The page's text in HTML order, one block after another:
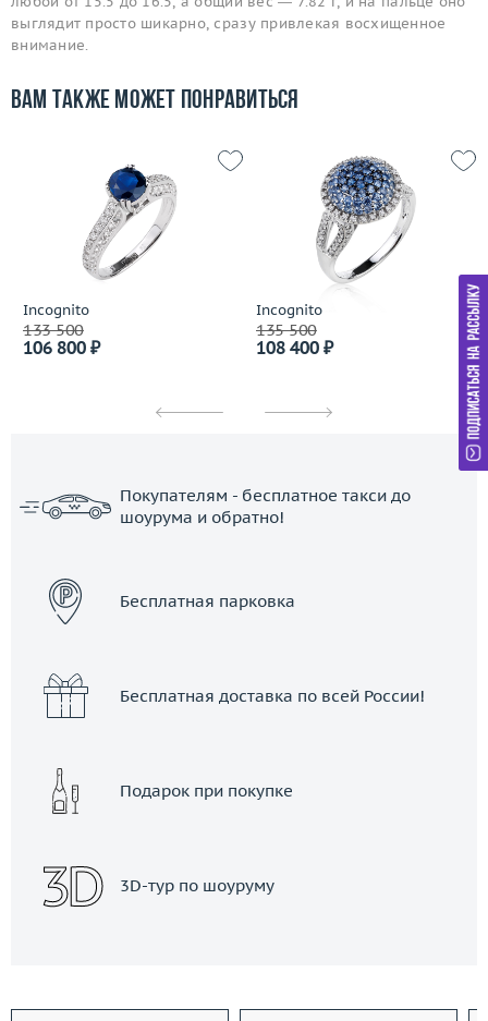
выглядит просто шикарно, сразу привлекая восхищенное
внимание.
Вам также может понравиться
Incognito
133 500
106 800 ₽
Incognito
135 500
108 400 ₽
Покупателям - бесплатное такси до
шоурума и обратно!
Бесплатная парковка
Бесплатная доставка по всей России!
Подарок при покупке
3D-тур по шоуруму